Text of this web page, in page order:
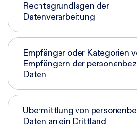
Rechtsgrundlagen der
Datenverarbeitung
Empfänger oder Kategorien
Empfängern der
Daten
Übermittlung von
Daten an ein Drittland